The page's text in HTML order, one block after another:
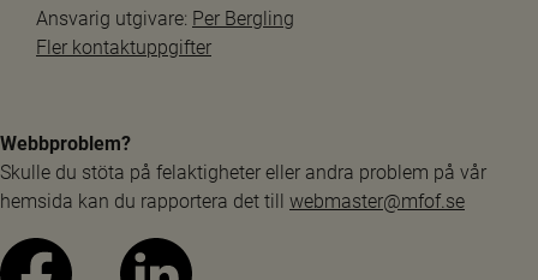
Ansvarig utgivare: Per Bergling
Fler kontaktuppgifter
Webbproblem?
Skulle du stöta på felaktigheter eller andra problem på vår
hemsida kan du rapportera det till webmaster@mfof.se